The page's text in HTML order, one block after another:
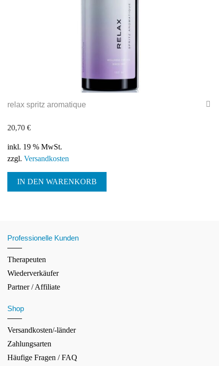
relax spritz aromatique
20,70 €
inkl. 19 % MwSt.
zzgl. Versandkosten
IN DEN WARENKORB
Professionelle Kunden
Therapeuten
Wiederverkäufer
Partner / Affiliate
Shop
Versandkosten/-länder
Zahlungsarten
Häufige Fragen / FAQ